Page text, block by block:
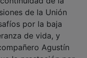
de la Unión
por la baja
de vida, y
Agustín
la prestación por